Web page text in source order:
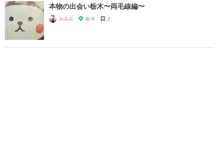
本物の出会い栃木〜両毛線編〜
みみみ 栃木 2